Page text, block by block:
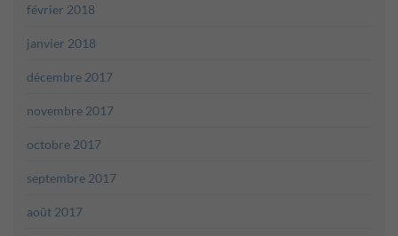
février 2018
janvier 2018
décembre 2017
novembre 2017
octobre 2017
septembre 2017
août 2017